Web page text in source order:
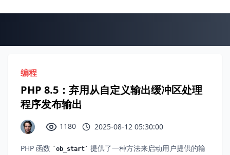
编程
PHP 8.5：弃用从自定义输出缓冲区处理
程序发布输出
1180 2025-08-12 05:30:00
PHP 函数 ob_start
提供了一种方法来启动用户提供的输